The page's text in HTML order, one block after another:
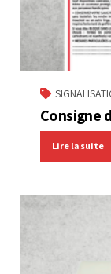
Consigne
Lire la suite